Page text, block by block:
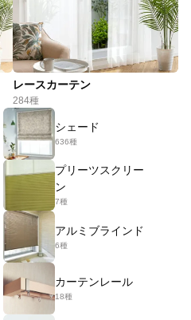
レースカーテン
284種
シェード
636種
プリーツスクリー
ン
7種
アルミブラインド
6種
カーテンレール
18種